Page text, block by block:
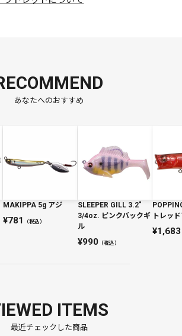
あなたへのおすすめ
MAKIPPA 5g アジ
781 （税込）
SLEEPER GILL 3.2"
3/4oz. ピンクバックギ
ル
990（税込）
トレッ
1,683
ITEMS
最近チェックした商品